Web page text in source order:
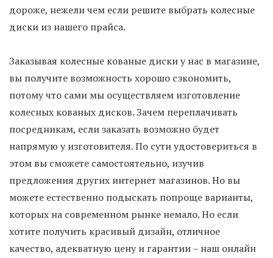
дороже, нежели чем если решите выбрать колесные
диски из нашего прайса.
Заказывая колесные кованые диски у нас в магазине,
вы получите возможность хорошо сэкономить,
потому что сами мы осуществляем изготовление
колесных кованых дисков. Зачем переплачивать
посредникам, если заказать возможно будет
напрямую у изготовителя. По сути удостовериться в
этом вы сможете самостоятельно, изучив
предложения других интернет магазинов. Но вы
можете естественно подыскать попроще варианты,
которых на современном рынке немало. Но если
хотите получить красивый дизайн, отличное
качество, адекватную цену и гарантии – наш онлайн